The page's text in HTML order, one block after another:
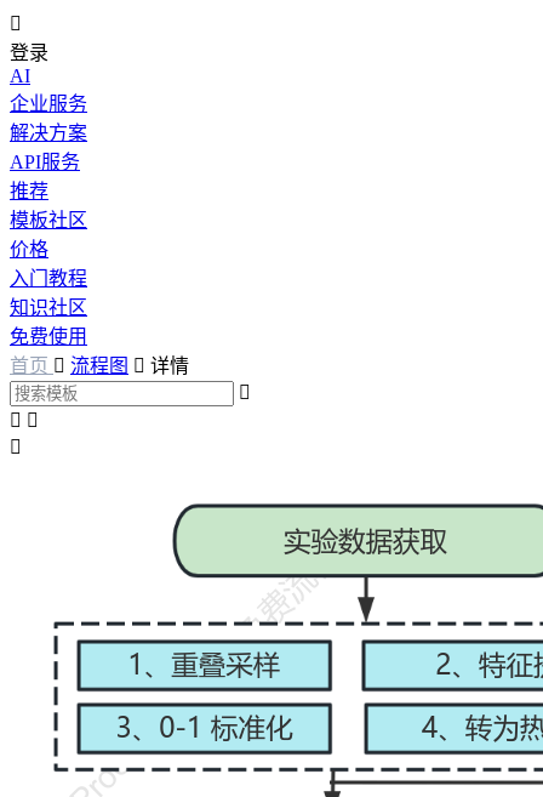

登录
AI
企业服务
解决方案
API服务
推荐
模板社区
价格
入门教程
知识社区
免费使用
首页  流程图  详情

 
